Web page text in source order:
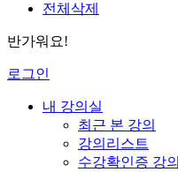
전체삭제
반가워요!
로그인
내 강의실
최근 본 강의
강의리스트
수강확인증 강의